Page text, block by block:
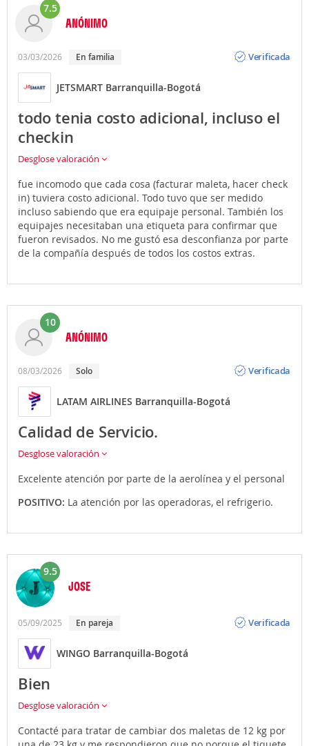
7.5
ANÓNIMO
03/03/2026 En familia
Verificada
JETSMART Barranquilla-Bogotá
todo tenia costo adicional, incluso el
checkin
Desglose valoración
fue incomodo que cada cosa (facturar maleta, hacer check
in) tuviera costo adicional. Todo tuvo que ser medido
incluso sabiendo que era equipaje personal. También los
equipajes necesitaban una etiqueta para confirmar que
fueron revisados. No me gustó esa desconfianza por parte
de la compañía después de todos los costos extras.
10
ANÓNIMO
08/03/2026 Solo
Verificada
LATAM AIRLINES Barranquilla-Bogotá
Calidad de Servicio.
Desglose valoración
Excelente atención por parte de la aerolínea y el personal
POSITIVO: La atención por las operadoras, el refrigerio.
9.5
JOSE
05/09/2025 En pareja
Verificada
WINGO Barranquilla-Bogotá
Bien
Desglose valoración
Contacté para tratar de cambiar dos maletas de 12 kg por